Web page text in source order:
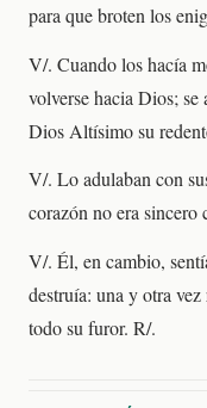
para que broten los
V/. Cuando los hacía
volverse hacia Dios; se
Dios Altísimo su
V/. Lo adulaban con
corazón no era sincero
V/. Él, en cambio,
destruía: una y otra
todo su furor. R/.